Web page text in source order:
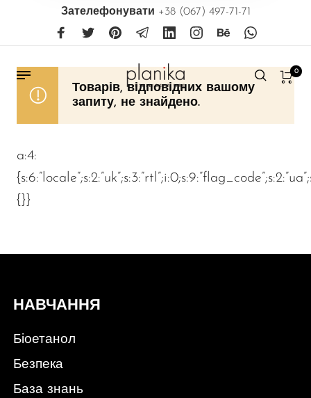
Зателефонувати +38 (067) 497-71-71
0
Товарів, відповідних вашому
запиту, не знайдено.
a:4:
{}}
НАВЧАННЯ
Біоетанол
Безпека
База знань